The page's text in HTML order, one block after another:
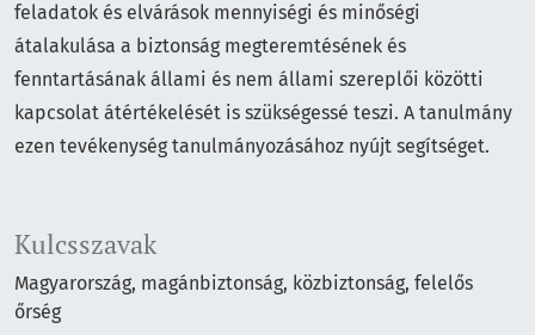
Kulcsszavak
Magyarország, magánbiztonság, közbiztonság, felelős
őrség
feladatok és elvárások mennyiségi és minőségi
átalakulása a biztonság megteremtésének és
fenntartásának állami és nem állami szereplői közötti
kapcsolat átértékelését is szükségessé teszi. A tanulmány
ezen tevékenység tanulmányozásához nyújt segítséget.